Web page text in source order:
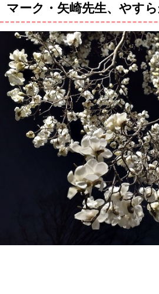
マーク・矢崎先生、やす